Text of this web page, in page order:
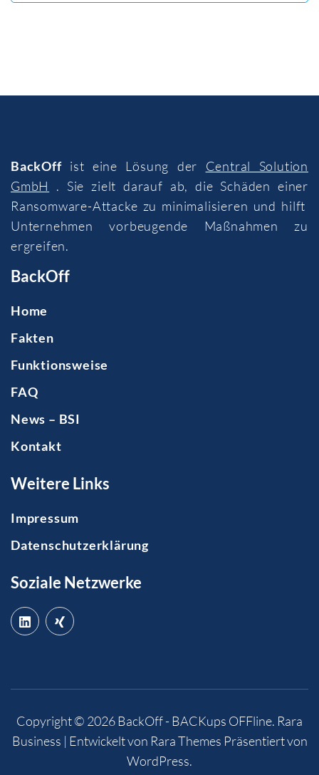
BackOffist eine Lösung der Central Solution
GmbH
. Sie zielt darauf ab, die Schäden einer
Ransomware-Attacke zu minimalisieren und hilft
Unternehmen vorbeugende Maßnahmen zu
ergreifen.
BackOff
Home
Fakten
Funktionsweise
FAQ
News – BSI
Kontakt
Weitere Links
Impressum
Datenschutzerklärung
Soziale Netzwerke
Copyright © 2026BackOff - BACKups OFFline. Rara
Business | Entwickelt von Rara Themes Präsentiert von
WordPress.